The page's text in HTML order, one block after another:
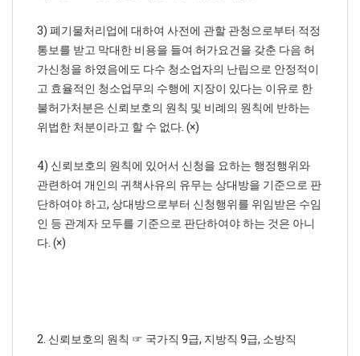
3) 폐기물처리업에 대하여 사전에 관할 관청으로부터 적정
통보를 받고 막대한 비용을 들여 허가요건을 갖춘 다음 허
가신청을 하였음에도 다수 청소업자의 난립으로 안정적이
고 효율적인 청소업무의 수행에 지장이 있다는 이유로 한
불허가처분은 신뢰보호의 원칙 및 비례의 원칙에 반하는
위법한 처분이라고 할 수 없다. (×)
4) 신뢰보호의 원칙에 있어서 신청을 요하는 행정행위와
관련하여 개인의 귀책사유의 유무는 상대방을 기준으로 판
단하여야 하고, 상대방으로부터 신청행위를 위임받은 수임
인 등 관계자 모두를 기준으로 판단하여야 하는 것은 아니
다. (×)
2. 신뢰보호의 원칙 ☞ 국가직 9급, 지방직 9급, 소방직